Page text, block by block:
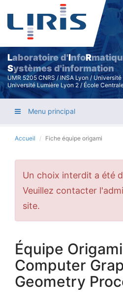
Laboratoire d'InfoR
Systèmes d'information
UMR 5205 CNRS / INSA Lyon /
Université Lumière Lyon 2 / École
Menu principal
Accueil Fiche équipe origami
Message
d'erreur
Un choix interdit a été
Veuillez contacter
site.
Équipe
Computer
Geometry